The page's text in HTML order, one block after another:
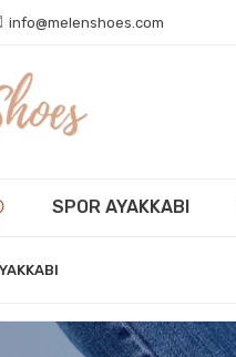
info@melenshoes.com
SPOR AYAKKABI